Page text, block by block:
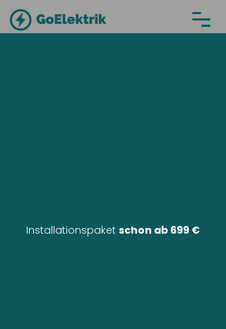
Installationspaket schon ab 699 €